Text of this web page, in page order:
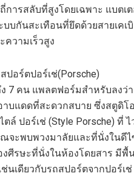
ารสลับที่สูงโดยเฉพาะ แบตเ
บบกันสะเทือนที่ยึดด้วยสายเค
วามเร็วสูง
ปอร์ตปอร์เช่(Porsche)
7 คน แพลตฟอร์มสำหรับลงว่
บแดดที่สะดวกสบาย ซึ่งสตูดิโอ
ตล์ ปอร์เช่ (Style Porsche) ที่ ไ
จะพบพวงมาลัยและที่นั่งในดี
ศีรษะที่นั่งในห้องโดยสาร มีพื้
ช่นเดียวกับรถสปอร์ตจากปอร์เช่